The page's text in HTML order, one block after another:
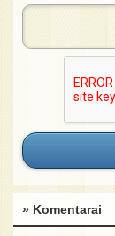
» Komentarai